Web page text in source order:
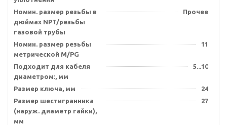
Номин. размер резьбы в
дюймах NPT/резьбы
газовой трубы
Прочее
Номин. размер резьбы
метрической M/PG
11
Подходит для кабеля
диаметром:, мм
5...10
Размер ключа, мм
24
Размер шестигранника
(наруж. диаметр гайки),
мм
27